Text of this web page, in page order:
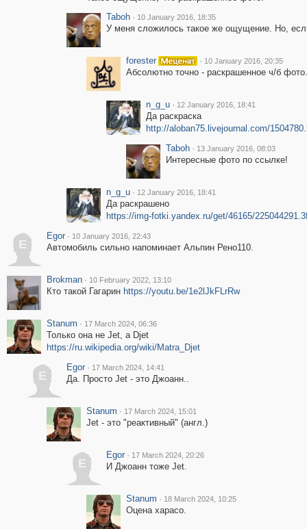
Taboh · 10 January 2016, 18:35
У меня сложилось такое же ощущение. Но,
forester · 10 January 2016, 20:35
Абсолютно точно - раскрашенное ч/б фото.
n_g_u · 12 January 2016, 18:41
Да раскраска
http://aloban75.livejournal.com/
Taboh · 13 January 2016, 08:03
Интересные фото по ссылке!
n_g_u · 12 January 2016, 18:41
Да раскрашено
https://img-fotki.yandex.ru/get/46165/
E
Egor · 10 January 2016, 22:43
Автомобиль сильно напоминает Альпин Рено110.
Brokman · 10 February 2022, 13:10
Кто такой Гагарин https://youtu.be/1e2lJkFLrRw
Stanum · 17 March 2024, 06:36
Только она не Jet, а Djet
https://ru.wikipedia.org/wiki/Matra_Djet
E
Egor · 17 March 2024, 14:41
Да. Просто Jet - это Джоанн..
Stanum · 17 March 2024, 15:01
Jet - это "реактивный" (англ.)
E
Egor · 17 March 2024, 20:26
И Джоанн тоже Jet.
Stanum · 18 March 2024, 10:25
Оцена харасо.